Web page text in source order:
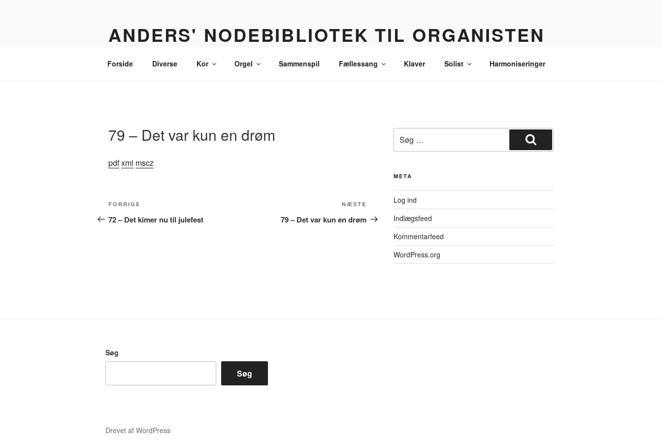
ANDERS' NODEBIBLIOTEK TIL ORGANISTEN
Forside Diverse Kor Orgel Sammenspil Fællessang Klaver Solist Harmoniseringer
79 – Det var kun en drøm
pdfxml mscz
Indlægsnavigation
Forrige
indlæg
FORRIGE
72 – Det kimer nu til julefest
indlæg
NÆSTE
79 – Det var kun en drøm
efter:
Søg
META
Log ind
Indlægsfeed
Kommentarfeed
WordPress.org
Søg
Søg
Drevet af WordPress